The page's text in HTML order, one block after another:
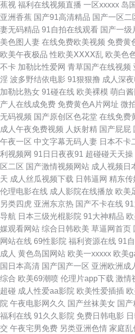
狠狠久久乐 香蕉在线观看 99这里 黑丝色片色
线视频 精品国产9199 久久日ab 午夜剧场三
神马私人 偷拍97网 91私拍视频 国产91在 伊
线久久 蜜臀性爱av 91资源超碰总站 在线不卡
理在线 东方四虎国产 黄色五月天网址 足交
午夜 色色五月天 日本高清不卡网站 天天射
麻豆爱爱爱 91夫妻交换 五月丁香婷婷成人 91
视频 菠萝av在现款看 97人妻人人操 日韩精品
站成人三 色色五月天 在线播放成人a 丁香五
54 狼友基地91 婷婷五月花成人 91色色福利
产视频在线91 日本色视频 97人人色 91青娱
站 肏屄99视频 超碰在线搞99 久久国产精品一
免费试看网 日韩免费a 大香蕉五月丁香 91久
五月激情网 欧洲免费三级片 国产第9页在线
蕉视 福利在线视频直播 一区xxxxx 岛
亚洲香蕉 国产91高清精品 国产一区二
妻无码精品 91自拍在线观看 国产一级
美色图人妻 在线免费欧美视频 免费黄
欧美午夜极品 性欧美ⅩⅩⅩⅩ乱 欧美色
不卡 加勒比性爱网 青草国产在线视频
淫 波多野结依电影 91狠狠撸 成人深
加勒比熟女 91碰在线 欧美裸模 萌白
产人在线成免费 免费黄色A片网址 微
无码视频 国产原创区色花堂 在线免费
成人午夜免费视频 人妖射精 国产屁屁
午夜一区 中文字幕无码人妻 日本不卡
利视频网 91日日夜夜91 超碰碰天天操
区二区 国产激情视频网站 成人视频日
天 成人丝瓜视频下载 日韩逼网 精东传
伦理电影在线 成人影院在线播放 欧美
另类四虎 亚洲东京热 国产不卡在线
导航 日本三级光棍影院 91大神精品
媒观看网站 综合日韩欧美 草逼网首页
网站在线 69性影院 福利资源在线 91
成人 黄色岛国网站 欧美一xxxxx 欧美
国日本高清 国产国产一区 亚洲欧洲成
综合 欧美69潮喷 伦理片app下载 激情
超碰 成人性爱aa影院 欧美性爱插插
院 午夜电影网久久 国产丝袜美女 国
福利在线 91久久影院 免费日韩电影
交 午夜宅男免费 另类亚洲色情 家庭乱